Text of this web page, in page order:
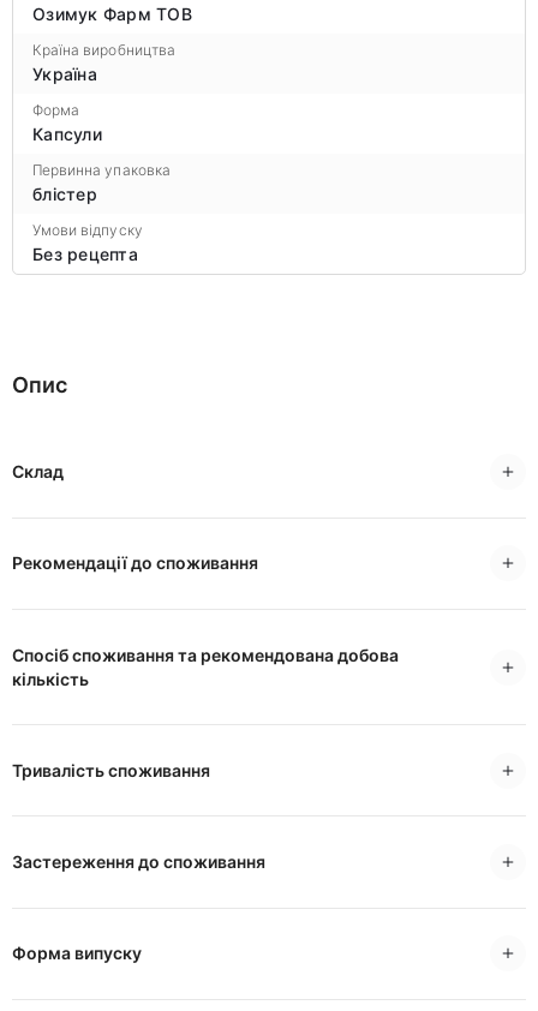
Озимук Фарм ТОВ
Країна виробництва
Україна
Форма
Капсули
Первинна упаковка
блістер
Умови відпуску
Без рецепта
Опис
Склад
Рекомендації до споживання
Спосіб споживання та рекомендована добова
кількість
Тривалість споживання
Застереження до споживання
Форма випуску